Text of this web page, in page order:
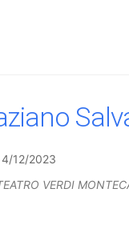
12/2023
VERDI